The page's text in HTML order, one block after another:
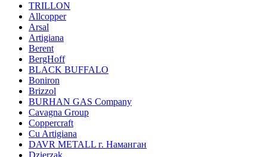
TRILLON
Allcopper
Arsal
Artigiana
Berent
BergHoff
BLACK BUFFALO
Boniron
Brizzol
BURHAN GAS Company
Cavagna Group
Coppercraft
Cu Artigiana
DAVR METALL г. Наманган
Dzierzak